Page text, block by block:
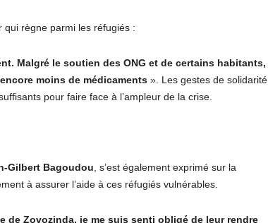
qui règne parmi les réfugiés :
Malgré le soutien des ONG et de certains habitants,
moins de médicaments ». Les gestes de solidarité
pour faire face à l’ampleur de la crise.
Gilbert Bagoudou , s’est également exprimé sur la
à assurer l’aide à ces réfugiés vulnérables.
de Zovozinda, je me suis senti obligé de leur rendre